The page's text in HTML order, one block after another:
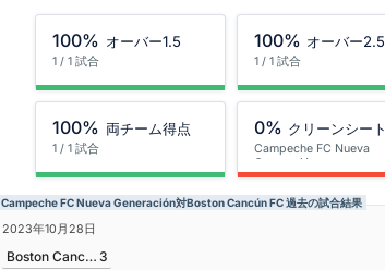
100% オーバー1.5
1 / 1 試合
100% オーバー2.5
1 / 1 試合
100% 両チーム得点
1 / 1 試合
0% クリーンシート
Campeche FC Nueva
Generación
Campeche FC Nueva Generación対Boston Cancún FC 過去の試合結果
2023年10月28日
Boston Cancún FC 3